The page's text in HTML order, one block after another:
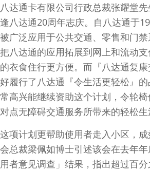
八达通卡有限公司行政总裁张耀堂
逢八达通20周年志庆。自八达通于
被广泛应用于公共交通、零售和门
把八达通的应用拓展到网上和流动
的衣食住行更方便。而『八达通复
好履行了八达通『令生活更轻松』
常高兴能继续资助这个计划，令轮
对点无障碍交通服务所带来的轻松生
这项计划更帮助使用者走入小区，
会总裁梁佩如博士引述该会在去年
用者意见调查」结果，指出超过百